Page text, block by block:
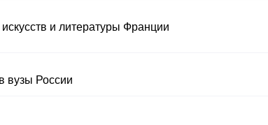
и литературы Франции
вузы России